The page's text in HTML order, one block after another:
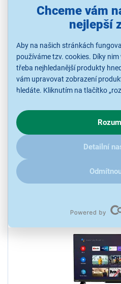
Chceme vám
nejlepší
Aby na našich stránkách
používáme tzv. cookies. Díky
třeba nejhledanější produkty
vám upravovat zobrazení
hledáte. Kliknutím na tlačítko
chování na webu pro zobrazení
zajímají detaily, jak u nás s
kliknětesem.
Detailní
LED televize, Rozlišení UHD
operační systém VIDAA, výstupní
obrazovky, Oneplay, Youtube,